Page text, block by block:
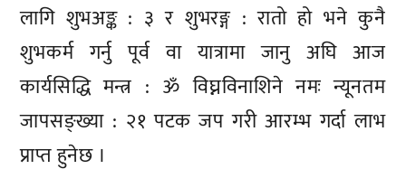
लागि शुभअङ्क : ३ र शुभरङ्ग : रातो हो भने कुनै
शुभकर्म गर्नु पूर्व वा यात्रामा जानु अघि आज
कार्यसिद्धि मन्त्र : ॐ विघ्नविनाशिने नमः न्यूनतम
जापसङ्ख्या : २१ पटक जप गरी आरम्भ गर्दा लाभ
प्राप्त हुनेछ ।